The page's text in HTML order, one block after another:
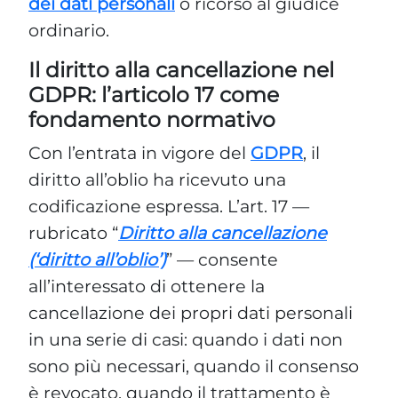
ordinario.
Il diritto alla cancellazione nel
GDPR: l’articolo 17 come
fondamento normativo
Con l’entrata in vigore del GDPR, il
diritto all’oblio ha ricevuto una
codificazione espressa. L’art. 17 —
rubricato “Diritto alla cancellazione
(‘diritto all’oblio’)” — consente
all’interessato di ottenere la
cancellazione dei propri dati personali
in una serie di casi: quando i dati non
sono più necessari, quando il consenso
è revocato, quando il trattamento è